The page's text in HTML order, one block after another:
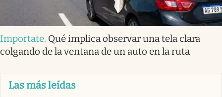
Importate. Qué implica observar una tela clara
colgando de la ventana de un auto en la ruta
Las más leídas